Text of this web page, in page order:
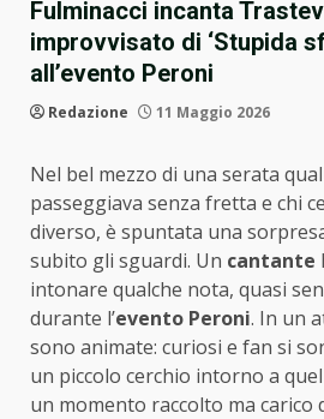
Fulminacci incanta
improvvisato di ‘Stupida
all’evento Peroni
Redazione 11 Maggio 2026
Nel bel mezzo di una serata
passeggiava senza fretta e chi
diverso, è spuntata una
subito gli sguardi. Un cantante
intonare qualche nota, quasi
durante l’evento Peroni. In un
sono animate: curiosi e fan si
un piccolo cerchio intorno a
un momento raccolto ma carico